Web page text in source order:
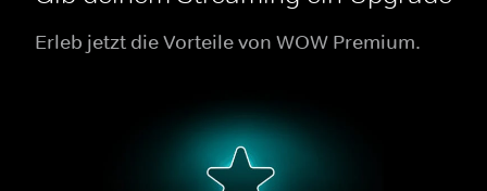
Erleb jetzt die Vorteile von WOW Premium.